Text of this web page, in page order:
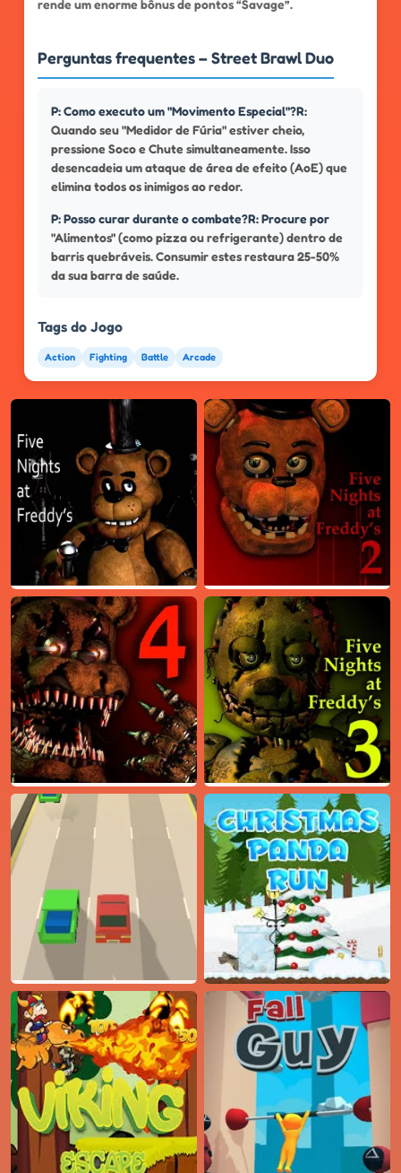
rende um enorme bônus de pontos “Savage”.
Perguntas frequentes – Street Brawl Duo
P: Como executo um "Movimento Especial"?R:
Quando seu "Medidor de Fúria" estiver cheio,
pressione Soco e Chute simultaneamente. Isso
desencadeia um ataque de área de efeito (AoE) que
elimina todos os inimigos ao redor.
P: Posso curar durante o combate?R: Procure por
"Alimentos" (como pizza ou refrigerante) dentro de
barris quebráveis. Consumir estes restaura 25-50%
da sua barra de saúde.
Tags do Jogo
Action Fighting Battle Arcade